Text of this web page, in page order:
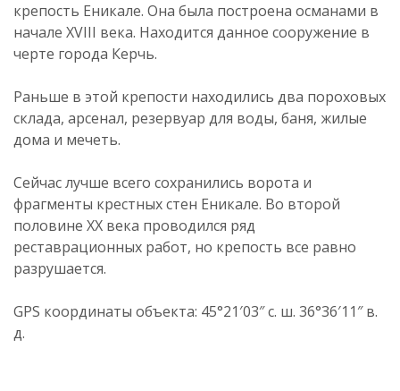
крепость Еникале. Она была построена османами в
начале XVIII века. Находится данное сооружение в
черте города Керчь.
Раньше в этой крепости находились два пороховых
склада, арсенал, резервуар для воды, баня, жилые
дома и мечеть.
Сейчас лучше всего сохранились ворота и
фрагменты крестных стен Еникале. Во второй
половине XX века проводился ряд
реставрационных работ, но крепость все равно
разрушается.
GPS координаты объекта: 45°21′03″ с. ш. 36°36′11″ в.
д.